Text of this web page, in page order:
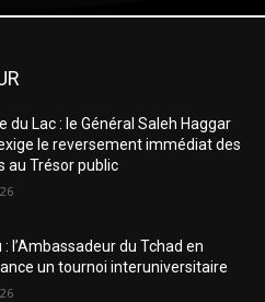
du Lac : le Général Saleh Haggar
le reversement immédiat des
au Trésor public
: l’Ambassadeur du Tchad en
un tournoi interuniversitaire